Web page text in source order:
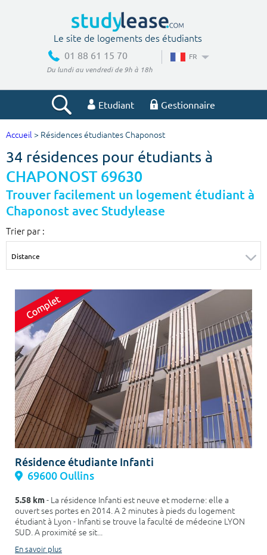
Le site de logements des étudiants
01 88 61 15 70
Du lundi au vendredi de 9h à 18h
FR
Etudiant Gestionnaire
Votre recherche
Ville, école
m²
Type de location
Colocation
Votre date d'entrée
Chercher
Accueil > Résidences étudiantes Chaponost
34 résidences pour étudiants à
CHAPONOST 69630
Trouver facilement un logement étudiant à
Chaponost avec Studylease
Trier par :
Résidence étudiante Infanti
69600 Oullins
5.58 km- La résidence Infanti est neuve et moderne: elle a
ouvert ses portes en 2014. A 2 minutes à pieds du logement
étudiant à Lyon - Infanti se trouve la faculté de médecine LYON
SUD. A proximité se sit...
En savoir plus